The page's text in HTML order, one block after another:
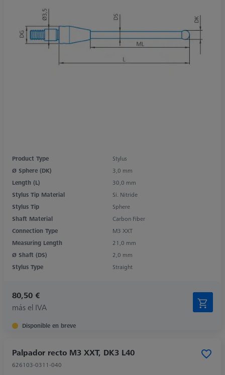
Product Type
Stylus
Ø Sphere (DK)
3,0 mm
Length (L)
30,0 mm
Stylus Tip Material
Si. Nitride
Stylus Tip
Sphere
Shaft Material
Carbon Fiber
Connection Type
M3 XXT
Measuring Length
21,0 mm
Ø Shaft (DS)
2,0 mm
Stylus Type
Straight
80,50 €
más el IVA
Disponible en breve
Palpador recto M3 XXT, DK3 L40
626103-0311-040